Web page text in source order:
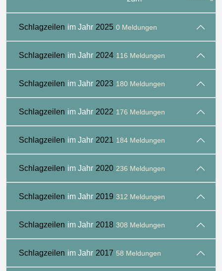
Schlagzeilen im Jahr 2025 0 Meldungen
Schlagzeilen im Jahr 2024 116 Meldungen
Schlagzeilen im Jahr 2023 180 Meldungen
Schlagzeilen im Jahr 2022 176 Meldungen
Schlagzeilen im Jahr 2021 184 Meldungen
Schlagzeilen im Jahr 2020 236 Meldungen
Schlagzeilen im Jahr 2019 312 Meldungen
Schlagzeilen im Jahr 2018 308 Meldungen
Schlagzeilen im Jahr 2017 58 Meldungen